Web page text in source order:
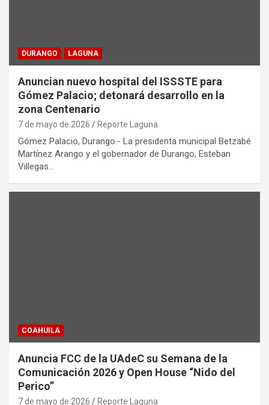
DURANGO LAGUNA
Anuncian nuevo hospital del ISSSTE para
Gómez Palacio; detonará desarrollo en la
zona Centenario
7 de mayo de 2026 Reporte Laguna
Gómez Palacio, Durango.- La presidenta municipal Betzabé
Martínez Arango y el gobernador de Durango, Esteban
Villegas…
COAHUILA
Anuncia FCC de la UAdeC su Semana de la
Comunicación 2026 y Open House “Nido del
Perico”
7 de mayo de 2026 Reporte Laguna